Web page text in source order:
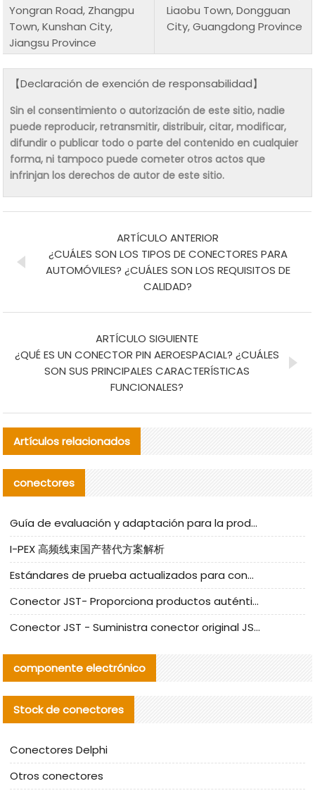
Yongran Road, Zhangpu
Town, Kunshan City,
Jiangsu Province
Liaobu Town, Dongguan
City, Guangdong Province
【Declaración de exención de responsabilidad】
Sin el consentimiento o autorización de este sitio, nadie
puede reproducir, retransmitir, distribuir, citar, modificar,
difundir o publicar todo o parte del contenido en cualquier
forma, ni tampoco puede cometer otros actos que
infrinjan los derechos de autor de este sitio.
ARTÍCULO ANTERIOR
¿CUÁLES SON LOS TIPOS DE CONECTORES PARA
AUTOMÓVILES? ¿CUÁLES SON LOS REQUISITOS DE
CALIDAD?
ARTÍCULO SIGUIENTE
¿QUÉ ES UN CONECTOR PIN AEROESPACIAL? ¿CUÁLES
SON SUS PRINCIPALES CARACTERÍSTICAS
FUNCIONALES?
Artículos relacionados
conectores
Guía de evaluación y adaptación para la producción en serie de componentes de cables nacionales para CNC Tech
I-PEX 高频线束国产替代方案解析
Estándares de prueba actualizados para conectores nacionales bajo la referencia de CLIFF
Conector JST- Proporciona productos auténticos y alternativos del conector JST NSHR-02V-S
Conector JST - Suministra conector original JST GHR-09V-S | productos alternativos
componente electrónico
Stock de conectores
Conectores Delphi
Otros conectores